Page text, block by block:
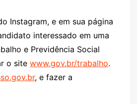
Instagram, e em sua página
interessado em uma
e Previdência Social
o site www.gov.br/trabalho.
, e fazer a